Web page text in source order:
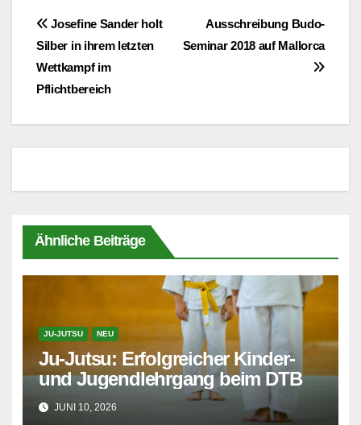
BeitragsnavigationAusschreibung Budo-
Seminar 2018 auf Mallorca
Josefine Sander holt
Silber in ihrem letzten
Wettkampf im
Pflichtbereich
Ähnliche Beiträge
JU-JUTSU NEU
Ju-Jutsu: Erfolgreicher Kinder-
und Jugendlehrgang beim DTB
JUNI 10, 2026